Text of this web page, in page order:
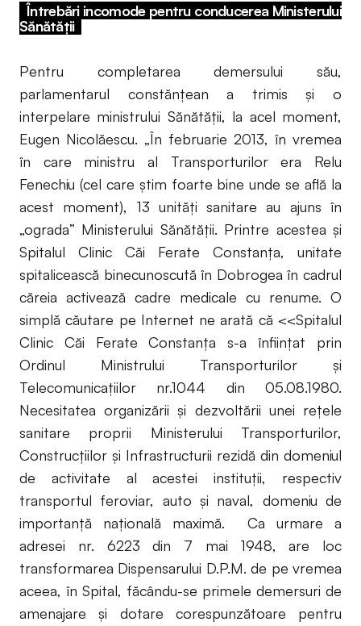
Întrebări incomode pentru conducerea Ministerului
Sănătății
Pentru completarea demersului său,
parlamentarul constănţean a trimis şi o
interpelare ministrului Sănătăţii, la acel moment,
Eugen Nicolăescu. „În februarie 2013, în vremea
în care ministru al Transporturilor era Relu
Fenechiu (cel care ştim foarte bine unde se află la
acest moment), 13 unităţi sanitare au ajuns în
„ograda” Ministerului Sănătăţii. Printre acestea şi
Spitalul Clinic Căi Ferate Constanţa, unitate
spitalicească binecunoscută în Dobrogea în cadrul
căreia activează cadre medicale cu renume. O
simplă căutare pe Internet ne arată că <<Spitalul
Clinic Căi Ferate Constanța s-a înfiinţat prin
Ordinul Ministrului Transporturilor şi
Telecomunicaţiilor nr.1044 din 05.08.1980.
Necesitatea organizării şi dezvoltării unei reţele
sanitare proprii Ministerului Transporturilor,
Construcţiilor şi Infrastructurii rezidă din domeniul
de activitate al acestei instituţii, respectiv
transportul feroviar, auto şi naval, domeniu de
importanţă naţională maximă. Ca urmare a
adresei nr. 6223 din 7 mai 1948, are loc
transformarea Dispensarului D.P.M. de pe vremea
aceea, în Spital, făcându-se primele demersuri de
amenajare şi dotare corespunzătoare pentru